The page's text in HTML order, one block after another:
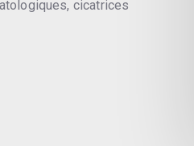
cicatrices